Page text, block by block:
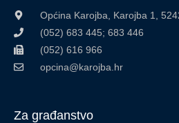
Općina Karojba, Karojba 1,
(052) 683 445; 683 446
(052) 616 966
opcina@karojba.hr
Za građanstvo